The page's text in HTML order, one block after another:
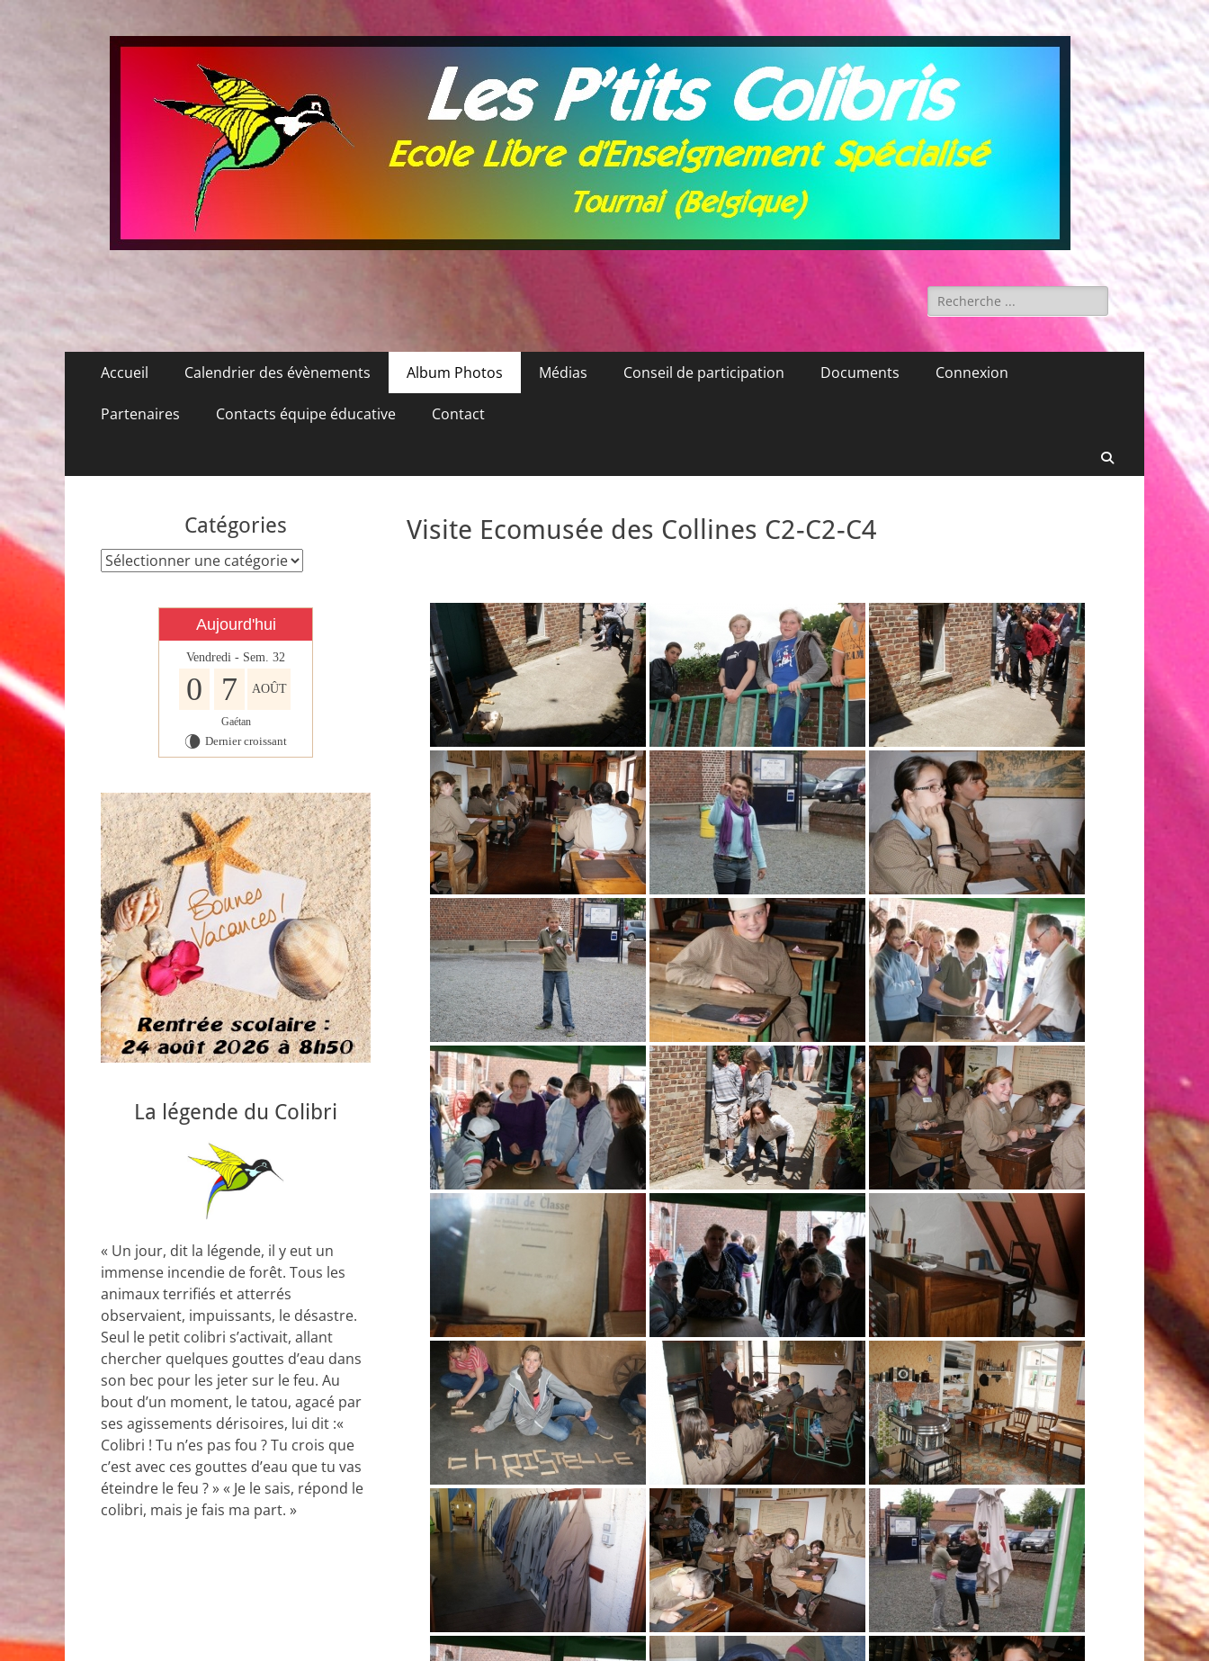
Les P'tits Colibris
Rechercher :
Menu
contenu
Accueil Calendrier des évènements Album Photos Médias Conseil de participation Documents Connexion
Partenaires Contacts équipe éducative Contact
Recherche
Visite Ecomusée des Collines C2-C2-C4
Catégories
Catégories
Aujourd'hui
Vendredi - Sem. 32
0 7 AOÛT
Gaétan
V Dernier croissant
La légende du Colibri
« Un jour, dit la légende, il y eut un
immense incendie de forêt. Tous les
animaux terrifiés et atterrés
observaient, impuissants, le désastre.
Seul le petit colibri s’activait, allant
chercher quelques gouttes d’eau dans
son bec pour les jeter sur le feu. Au
bout d’un moment, le tatou, agacé par
ses agissements dérisoires, lui dit :«
Colibri ! Tu n’es pas fou ? Tu crois que
c’est avec ces gouttes d’eau que tu vas
éteindre le feu ? » « Je le sais, répond le
colibri, mais je fais ma part. »